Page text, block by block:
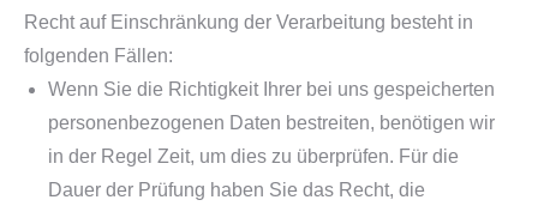
Recht auf Einschränkung der Verarbeitung besteht in
folgenden Fällen:
Wenn Sie die Richtigkeit Ihrer bei uns gespeicherten
personenbezogenen Daten bestreiten, benötigen wir
in der Regel Zeit, um dies zu überprüfen. Für die
Dauer der Prüfung haben Sie das Recht, die